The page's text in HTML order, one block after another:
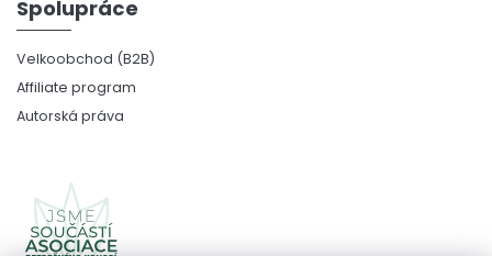
Spolupráce
Velkoobchod (B2B)
Affiliate program
Autorská práva